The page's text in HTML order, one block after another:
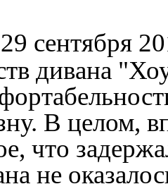
29 сентября
дивана
В целом,
что
не